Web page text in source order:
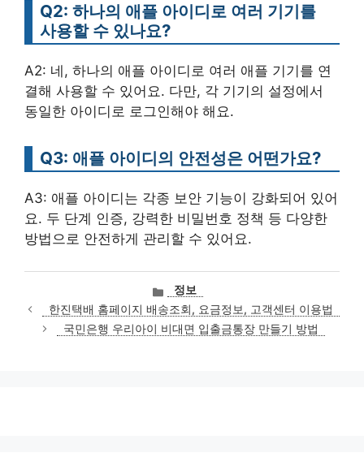
Q2: 하나의 애플 아이디로 여러 기기를
사용할 수 있나요?
A2: 네, 하나의 애플 아이디로 여러 애플 기기를 연
결해 사용할 수 있어요. 다만, 각 기기의 설정에서
동일한 아이디로 로그인해야 해요.
Q3: 애플 아이디의 안전성은 어떤가요?
A3: 애플 아이디는 각종 보안 기능이 강화되어 있어
요. 두 단계 인증, 강력한 비밀번호 정책 등 다양한
방법으로 안전하게 관리할 수 있어요.
카
테
고
리
정보
한진택배 홈페이지 배송조회, 요금정보, 고객센터 이용법
국민은행 우리아이 비대면 입출금통장 만들기 방법